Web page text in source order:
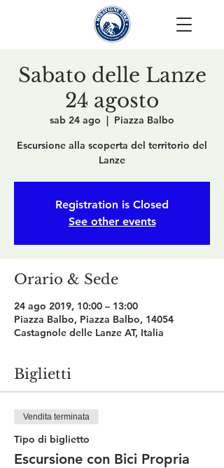
Sabato delle Lanze
24 agosto
sab 24 ago
  |
Piazza Balbo
Escursione alla scoperta del territorio del
Lanze
Registration is Closed
See other events
Orario & Sede
24 ago 2019, 10:00 – 13:00
Piazza Balbo, Piazza Balbo, 14054
Castagnole delle Lanze AT, Italia
Biglietti
Vendita terminata
Tipo di biglietto
Escursione con Bici Propria